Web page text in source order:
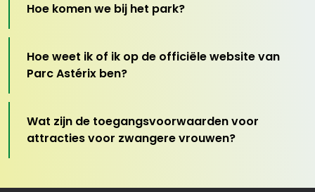
Hoe komen we bij het park?
Hoe weet ik of ik op de officiële website van
Parc Astérix ben?
Wat zijn de toegangsvoorwaarden voor
attracties voor zwangere vrouwen?